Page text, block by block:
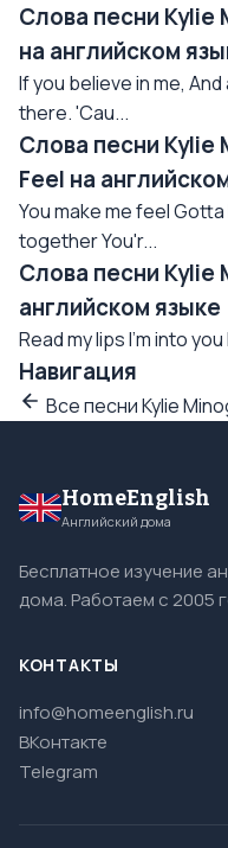
Слова песни
на английском
If you believe in me,
there. 'Cau...
Слова песни Kylie
Feel на
You make me feel
together You'r...
Слова песни Kylie
английском языке
Read my lips I'm into
Навигация
Все песни Kylie
HomeEnglish
Английский дома
Бесплатное изучение
дома. Работаем с 2005
КОНТАКТЫ
info@homeenglish.ru
ВКонтакте
Telegram